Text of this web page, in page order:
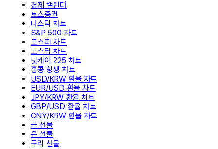
경제 캘린더
토스증권
나스닥 차트
S&P 500 차트
코스피 차트
코스닥 차트
닛케이 225 차트
홍콩 항셍 차트
USD/KRW 환율 차트
EUR/USD 환율 차트
JPY/KRW 환율 차트
GBP/USD 환율 차트
CNY/KRW 환율 차트
금 선물
은 선물
구리 선물